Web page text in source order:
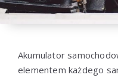
Akumulator
elementem każdego